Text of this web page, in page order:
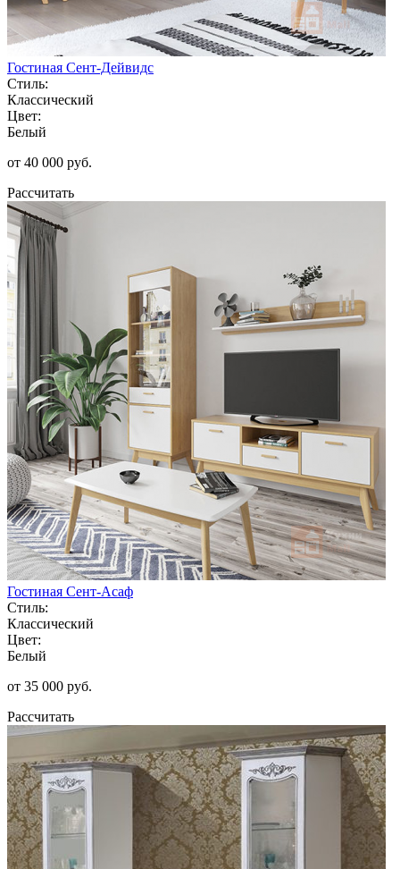
Гостиная Сент-Дейвидс
Стиль:
Классический
Цвет:
Белый
от 40 000 руб.
Рассчитать
Гостиная Сент-Асаф
Стиль:
Классический
Цвет:
Белый
от 35 000 руб.
Рассчитать